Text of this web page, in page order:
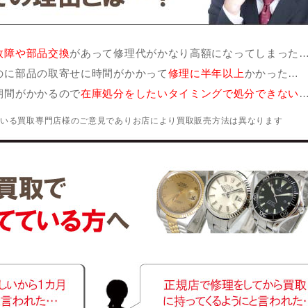
障や部品交換があって修理代がかなり高額になってしまった…
部品の取寄せに時間がかかって修理に半年以上 かかった…
間がかかるので在庫処分をしたいタイミングで処分できない …
買取専門店様のご意見でありお店により買取販売方法は異なります